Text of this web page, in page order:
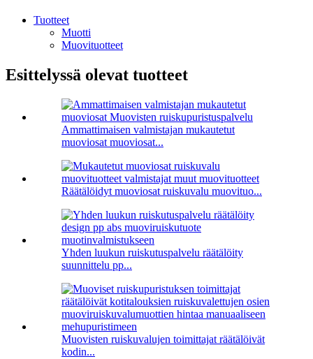
Tuotteet
Muotti
Muovituotteet
Esittelyssä olevat tuotteet
Ammattimaisen valmistajan mukautetut
muoviosat muoviosat...
Räätälöidyt muoviosat ruiskuvalu muovituo...
Yhden luukun ruiskutuspalvelu räätälöity
suunnittelu pp...
Muovisten ruiskuvalujen toimittajat räätälöivät
kodin...